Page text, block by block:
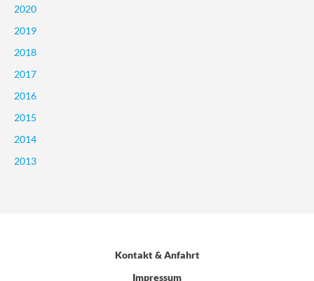
2020
2019
2018
2017
2016
2015
2014
2013
Kontakt & Anfahrt
Impressum